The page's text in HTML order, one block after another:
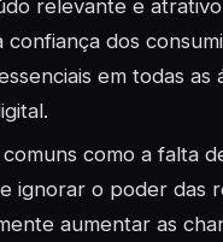
relevante e
confiança dos
em todas as
como a falta
ignorar o poder das
aumentar as